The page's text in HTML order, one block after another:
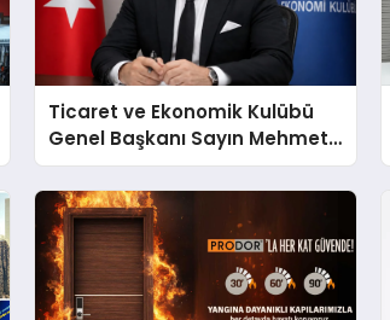
Ticaret ve Ekonomik Kulübü
Genel Başkanı Sayın Mehmet
Ulutaş, ekonomiye dair yaptığı
açıklamada şunları kaydetti: